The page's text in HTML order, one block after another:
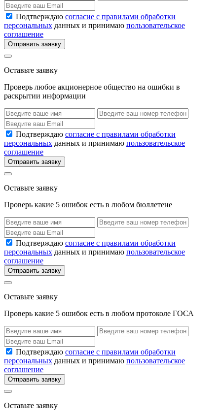
Подтверждаю согласие с правилами обработки
персональных данных и принимаю пользовательское
соглашение
Отправить заявку
Оставьте заявку
Проверь любое акционерное общество на ошибки в
раскрытии информации
Подтверждаю согласие с правилами обработки
персональных данных и принимаю пользовательское
соглашение
Отправить заявку
Оставьте заявку
Проверь какие 5 ошибок есть в любом бюллетене
Подтверждаю согласие с правилами обработки
персональных данных и принимаю пользовательское
соглашение
Отправить заявку
Оставьте заявку
Проверь какие 5 ошибок есть в любом протоколе ГОСА
Подтверждаю согласие с правилами обработки
персональных данных и принимаю пользовательское
соглашение
Отправить заявку
Оставьте заявку